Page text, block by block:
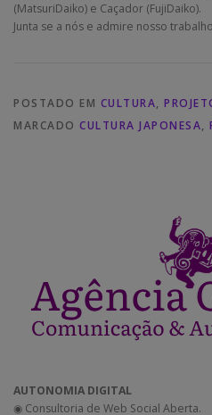
(MatsuriDaiko) e Caçador (FujiDaiko).
Junta se a nós e admire nosso
POSTADO EM CULTURA,
MARCADO CULTURA JAPONESA,
AUTONOMIA DIGITAL
◉ Consultoria de Web Social Aberta.